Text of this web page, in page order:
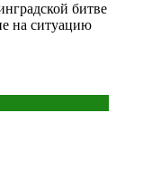
битве
на ситуацию